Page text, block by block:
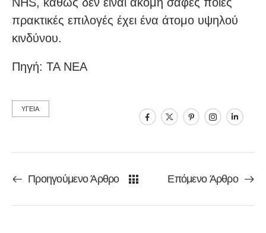
πρακτικές επιλογές έχει ένα άτομο υψηλού
κινδύνου.
Πηγή: TA NEA
ΥΓΕΙΑ
Προηγούμενο Άρθρο Επόμενο Άρθρο